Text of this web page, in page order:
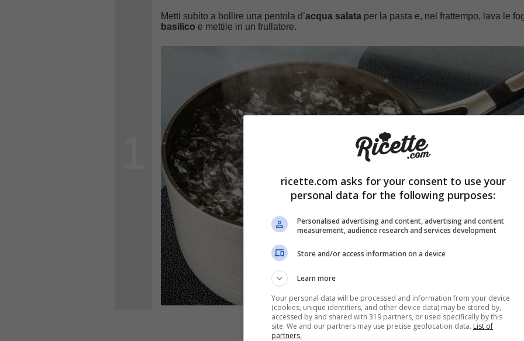
Metti subito a bollire una pentola d’acqua salata per la pasta e, nel frattempo, lava le
basilico e mettile in un frullatore.
ricette.com asks for your consent to use your
personal data for the following purposes:
Personalised advertising and content, advertising and content
measurement, audience research and services development
Store and/or access information on a device
Learn more
Your personal data will be processed and information from your device
(cookies, unique identifiers, and other device data) may be stored by,
accessed by and shared with 319 partners, or used specifically by this
site. We and our partners may use precise geolocation data. List of
partners.